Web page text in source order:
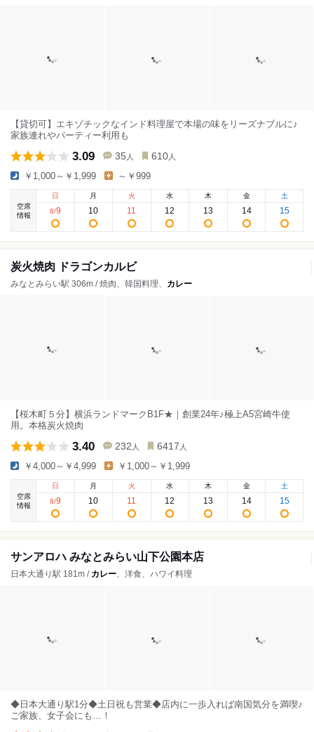
【貸切可】エキゾチックなインド料理屋で本場の味をリーズナブルに♪
家族連れやパーティー利用も
3.09 35 人 610 人
￥1,000～￥1,999 ～￥999
空席
情報
日
8/9
月
10
火
11
水
12
木
13
金
14
土
15
炭火焼肉 ドラゴンカルビ
みなとみらい駅 306m / 焼肉、韓国料理、 カレー
【桜木町５分】横浜ランドマークB1F★｜創業24年♪極上A5宮崎牛使
用。本格炭火焼肉
3.40 232 人 6417 人
￥4,000～￥4,999 ￥1,000～￥1,999
空席
情報
日
8/9
月
10
火
11
水
12
木
13
金
14
土
15
サンアロハ みなとみらい山下公園本店
日本大通り駅 181m / カレー、洋食、ハワイ料理
◆日本大通り駅1分◆土日祝も営業◆店内に一歩入れば南国気分を満喫♪
ご家族、女子会にも…！